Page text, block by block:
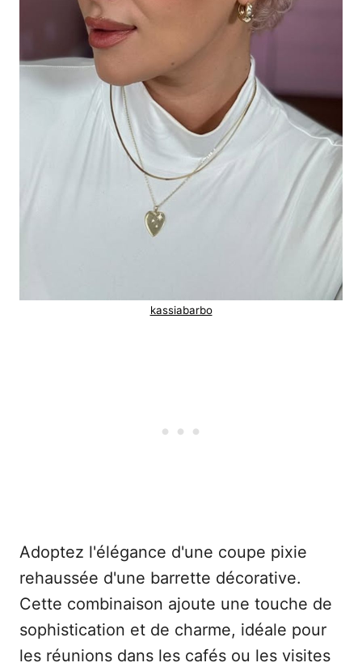
kassiabarbo
Adoptez l'élégance d'une coupe pixie
rehaussée d'une barrette décorative.
Cette combinaison ajoute une touche de
sophistication et de charme, idéale pour
les réunions dans les cafés ou les visites